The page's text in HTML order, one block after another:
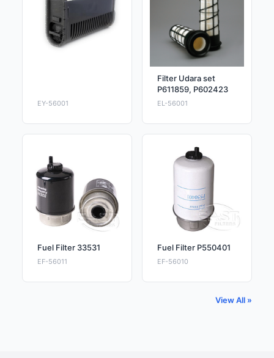
EY-56001
Filter Udara set
P611859, P602423
EL-56001
Fuel Filter 33531
EF-56011
Fuel Filter P550401
EF-56010
View All »